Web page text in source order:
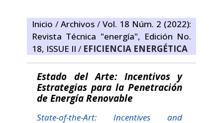
Inicio / Archivos / Vol. 18 Núm. 2 (2022):
Revista Técnica "energía", Edición No.
18, ISSUE II / EFICIENCIA ENERGÉTICA
Estado del Arte: Incentivos y
Estrategias para la Penetración
de Energía Renovable
State-of-the-Art: Incentives and